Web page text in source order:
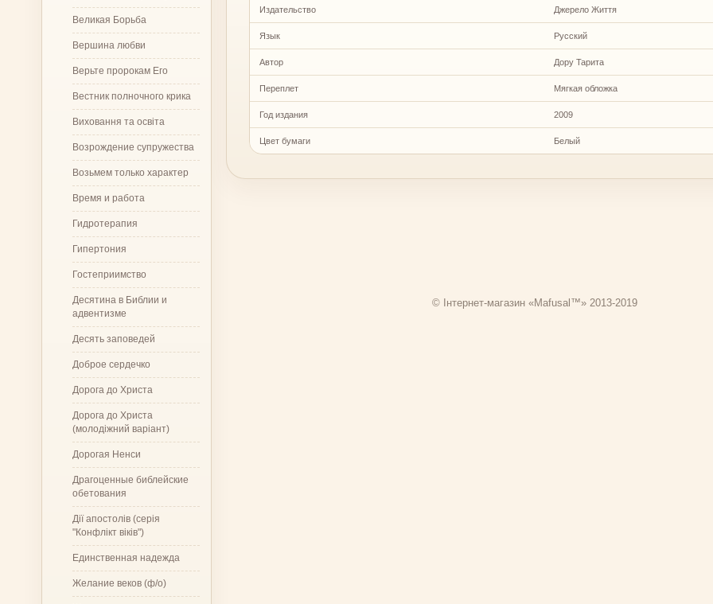
Великая Борьба
Вершина любви
Верьте пророкам Его
Вестник полночного крика
Виховання та освіта
Возрождение супружества
Возьмем только характер
Время и работа
Гидротерапия
Гипертония
Гостеприимство
Десятина в Библии и
адвентизме
Десять заповедей
Доброе сердечко
Дорога до Христа
Дорога до Христа
(молодіжний варіант)
Дорогая Ненси
Драгоценные библейские
обетования
Дії апостолів (серія
"Конфлікт віків")
Единственная надежда
Желание веков (ф/о)
Издательство Джерело Життя
Язык Русский
Автор Дору Тарита
Переплет Мягкая обложка
Год издания 2009
Цвет бумаги Белый
© Інтернет-магазин «Mafusal™» 2013-2019